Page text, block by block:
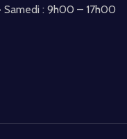
Samedi : 9h00 – 17h00